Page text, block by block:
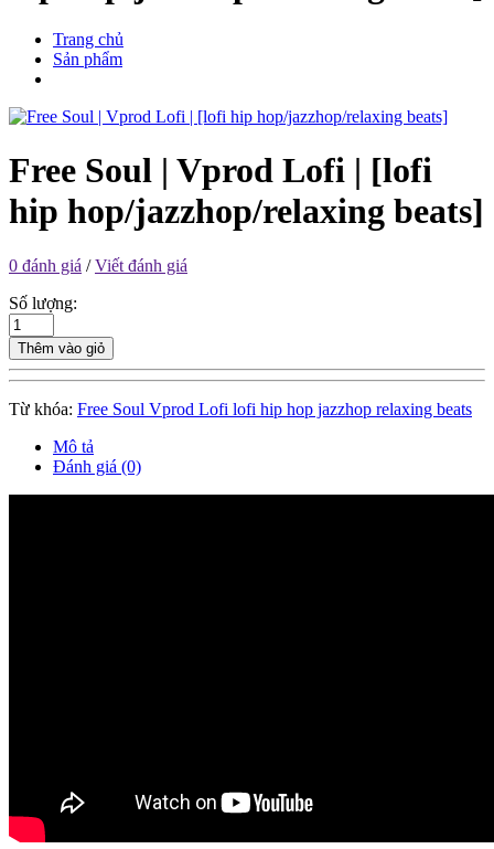
Trang chủ
Sản phẩm
Free Soul | Vprod Lofi | [lofi
hip hop/jazzhop/relaxing beats]
0 đánh giá /Viết đánh giá
Số lượng:
Thêm vào giỏ
Từ khóa: Free Soul Vprod Lofi lofi hip hop jazzhop relaxing beats
Mô tả
Đánh giá (0)